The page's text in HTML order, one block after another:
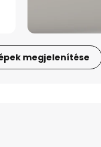
megjelenítése